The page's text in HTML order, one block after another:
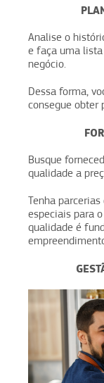
Analise o
e faça uma
negócio.
Dessa forma,
consegue obter
Busque
qualidade a
Tenha
especiais para
qualidade é